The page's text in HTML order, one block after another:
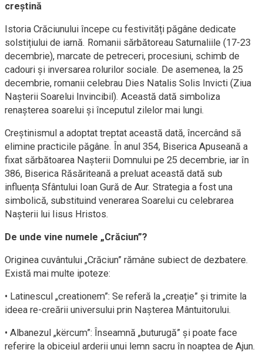
creștină
Istoria Crăciunului începe cu festivități păgâne dedicate
solstițiului de iarnă. Romanii sărbătoreau Saturnaliile (17-23
decembrie), marcate de petreceri, procesiuni, schimb de
cadouri și inversarea rolurilor sociale. De asemenea, la 25
decembrie, romanii celebrau Dies Natalis Solis Invicti (Ziua
Nașterii Soarelui Invincibil). Această dată simboliza
renașterea soarelui și începutul zilelor mai lungi.
Creștinismul a adoptat treptat această dată, încercând să
elimine practicile păgâne. În anul 354, Biserica Apuseană a
fixat sărbătoarea Nașterii Domnului pe 25 decembrie, iar în
386, Biserica Răsăriteană a preluat această dată sub
influența Sfântului Ioan Gură de Aur. Strategia a fost una
simbolică, substituind venerarea Soarelui cu celebrarea
Nașterii lui Iisus Hristos.
De unde vine numele „Crăciun”?
Originea cuvântului „Crăciun” rămâne subiect de dezbatere.
Există mai multe ipoteze:
• Latinescul „creationem”: Se referă la „creație” și trimite la
ideea re-creării universului prin Nașterea Mântuitorului.
• Albanezul „kërcum”: Înseamnă „buturugă” și poate face
referire la obiceiul arderii unui lemn sacru în noaptea de Ajun.